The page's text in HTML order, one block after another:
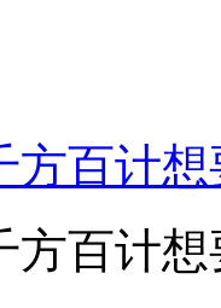
方百计
方百计想